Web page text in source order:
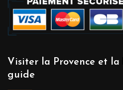
Visiter la Provence et la
guide